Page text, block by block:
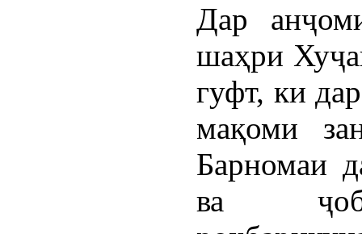
Дар
шаҳри
гуфт, ки
мақоми
Барномаи
ва